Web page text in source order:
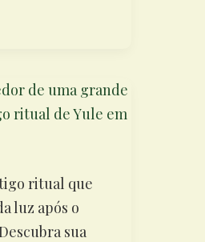
ritual que
luz após o
sua